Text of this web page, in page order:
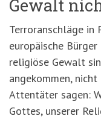
Gewalt
Terroranschläge in
europäische
religiöse Gewalt
angekommen,
Attentäter sagen:
Gottes, unserer